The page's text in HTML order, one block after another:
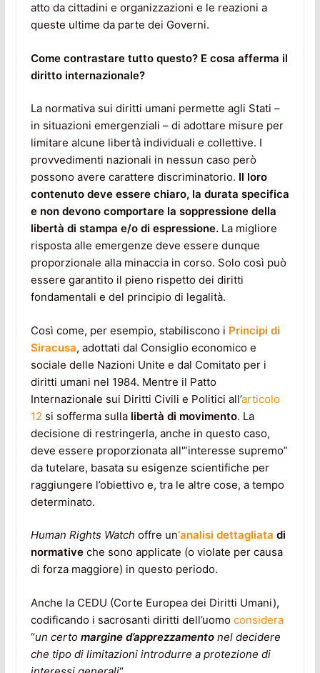
atto da cittadini e organizzazioni e le reazioni a
queste ultime da parte dei Governi.
Come contrastare tutto questo? E cosa afferma il
diritto internazionale?
La normativa sui diritti umani permette agli Stati –
in situazioni emergenziali – di adottare misure per
limitare alcune libertà individuali e collettive. I
provvedimenti nazionali in nessun caso però
possono avere carattere discriminatorio. Il loro
contenuto deve essere chiaro, la durata specifica
e non devono comportare la soppressione della
libertà di stampa e/o di espressione.La migliore
risposta alle emergenze deve essere dunque
proporzionale alla minaccia in corso. Solo così può
essere garantito il pieno rispetto dei diritti
fondamentali e del principio di legalità.
Così come, per esempio, stabiliscono i Principi di
Siracusa, adottati dal Consiglio economico e
sociale delle Nazioni Unite e dal Comitato per i
diritti umani nel 1984. Mentre il Patto
Internazionale sui Diritti Civili e Politici all’articolo
12 si sofferma sulla libertà di movimento. La
decisione di restringerla, anche in questo caso,
deve essere proporzionata all'”interesse supremo”
da tutelare, basata su esigenze scientifiche per
raggiungere l’obiettivo e, tra le altre cose, a tempo
determinato.
Human Rights Watch offre un‘analisi dettagliata di
normativeche sono applicate (o violate per causa
di forza maggiore) in questo periodo.
Anche la CEDU (Corte Europea dei Diritti Umani),
codificando i sacrosanti diritti dell’uomo considera
“un certo margine d’apprezzamentonel decidere
che tipo di limitazioni introdurre a protezione di